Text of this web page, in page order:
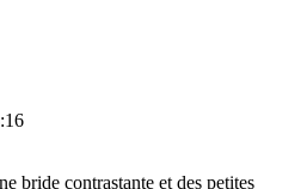
bride contrastante et des petites